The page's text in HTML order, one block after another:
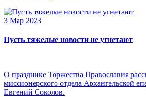
3 Мар 2023
Пусть тяжелые новости не угнетают
О празднике Торжества Православия
миссионерского отдела Архангельской
Евгений Соколов.